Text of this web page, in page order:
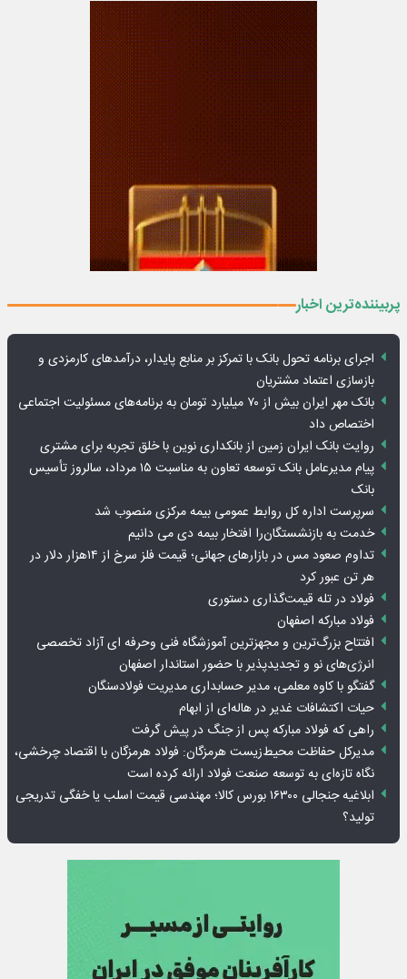
پربیننده‌ترین اخبار
اجرای برنامه تحول بانک با تمرکز بر منابع پایدار، درآمدهای کارمزدی و
بازسازی اعتماد مشتریان
بانک مهر ایران بیش از ۷۰ میلیارد تومان به برنامه‌های مسئولیت اجتماعی
اختصاص داد
روایت بانک ایران زمین از بانکداری نوین با خلق تجربه برای مشتری
پیام مدیرعامل بانک توسعه تعاون به مناسبت ۱۵ مرداد، سالروز تأسیس
بانک
سرپرست اداره کل روابط عمومی بیمه مرکزی منصوب شد
خدمت به بازنشستگان‌را افتخار بیمه دی می دانیم
تداوم صعود مس در بازارهای جهانی؛ قیمت فلز سرخ از ۱۴هزار دلار در
هر تن عبور کرد
فولاد در تله قیمت‌گذاری دستوری
فولاد مبارکه اصفهان
افتتاح بزرگ‌ترین و مجهزترین آموزشگاه فنی وحرفه ای آزاد تخصصی
انرژی‌های نو و تجدیدپذیر با حضور استاندار اصفهان
گفتگو با کاوه معلمی، مدیر حسابداری مدیریت فولادسنگان
حیات اکتشافات غدیر در هاله‌ای از ابهام
راهی که فولاد مبارکه پس از جنگ در پیش گرفت
مدیرکل حفاظت محیط‌زیست هرمزگان: فولاد هرمزگان با اقتصاد چرخشی،
نگاه تازه‌ای به توسعه صنعت فولاد ارائه کرده است
ابلاغیه جنجالی ۱۶۳۰۰ بورس کالا؛ مهندسی قیمت اسلب یا خفگی تدریجی
تولید؟